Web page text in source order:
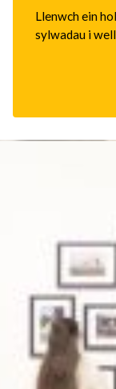
Llenwch ein
sylwadau i